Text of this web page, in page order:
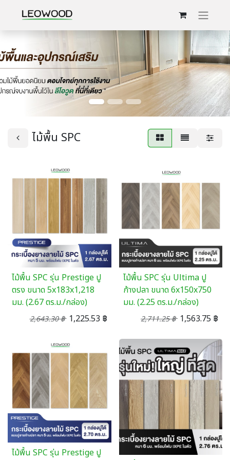
ไม้พื้น SPC
ไม้พื้น SPC รุ่น Prestige ปู
ตรง ขนาด 5x183x1,218
มม. (2.67 ตร.ม./กล่อง)
2,643.30฿ 1,225.53 ฿
ไม้พื้น SPC รุ่น Ultima ปู
ก้างปลา ขนาด 6x150x750
มม. (2.25 ตร.ม./กล่อง)
2,711.25฿ 1,563.75 ฿
ไม้พื้น SPC รุ่น Prestige ปู